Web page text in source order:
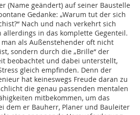
(Name geändert) auf seiner Baustelle
Gedanke: „Warum tut der sich
Nach und nach verkehrt sich
allerdings in das komplette Gegenteil.
man als Außenstehender oft nicht
sondern durch die „Brille“ der
beobachtet und dabei unterstellt,
gleich empfinden. Denn der
hat keineswegs Freude daran zu
die genau passenden mentalen
mitbekommen, um das
dem er Bauherr, Planer und Bauleiter